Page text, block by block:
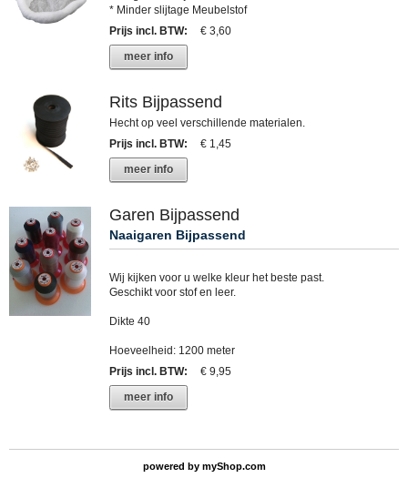
* Minder slijtage Meubelstof
Prijs incl. BTW:
€ 3,60
meer info
Rits Bijpassend
Hecht op veel verschillende materialen.
Prijs incl. BTW:
€ 1,45
meer info
Garen Bijpassend
Naaigaren Bijpassend
Wij kijken voor u welke kleur het beste past.
Geschikt voor stof en leer.
Dikte 40
Hoeveelheid: 1200 meter
Prijs incl. BTW:
€ 9,95
meer info
powered by myShop.com